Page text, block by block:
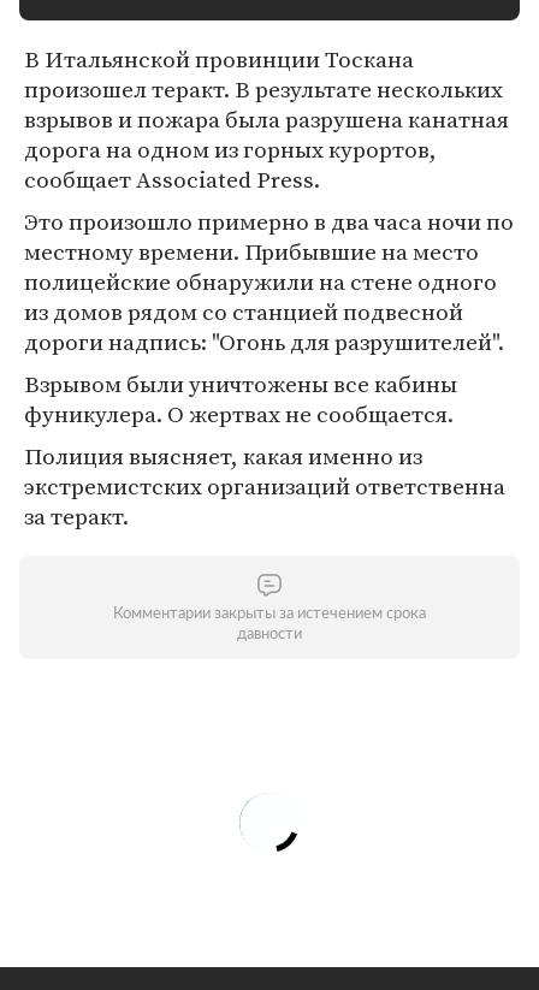
В Итальянской провинции Тоскана
произошел теракт. В результате нескольких
взрывов и пожара была разрушена канатная
дорога на одном из горных курортов,
сообщает Associated Press.
Это произошло примерно в два часа ночи по
местному времени. Прибывшие на место
полицейские обнаружили на стене одного
из домов рядом со станцией подвесной
дороги надпись: "Огонь для разрушителей".
Взрывом были уничтожены все кабины
фуникулера. О жертвах не сообщается.
Полиция выясняет, какая именно из
экстремистских организаций ответственна
за теракт.
Комментарии закрыты за истечением срока
давности